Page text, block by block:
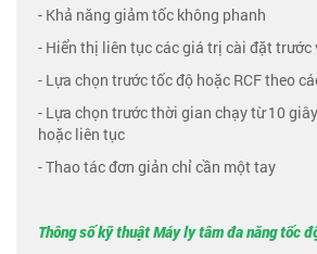
- Khả năng giảm tốc không phanh
- Hiển thị liên tục các giá trị cài đặt
- Lựa chọn trước tốc độ hoặc RCF theo
- Lựa chọn trước thời gian chạy từ 10
hoặc liên tục
- Thao tác đơn giản chỉ cần một tay
Thông số kỹ thuật Máy ly tâm đa năng tốc